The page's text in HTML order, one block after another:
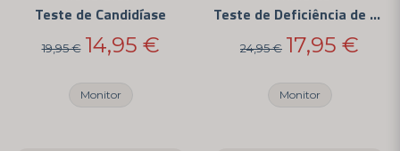
Teste de Candidíase
19,95 € 14,95 €
Monitor
Teste de Deficiência de Ferro
24,95 € 17,95 €
Monitor